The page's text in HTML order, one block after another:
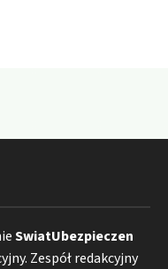
SwiatUbezpieczen
Zespół redakcyjny